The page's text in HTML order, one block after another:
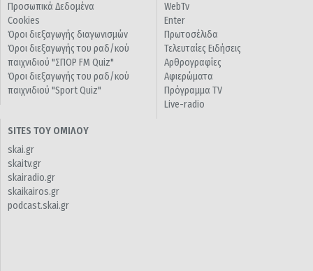
Προσωπικά Δεδομένα
Cookies
Όροι διεξαγωγής διαγωνισμών
Όροι διεξαγωγής του ραδ/κού
παιχνιδιού "ΣΠΟΡ FM Quiz"
Όροι διεξαγωγής του ραδ/κού
παιχνιδιού "Sport Quiz"
WebTv
Enter
Πρωτοσέλιδα
Τελευταίες Ειδήσεις
Αρθρογραφίες
Αφιερώματα
Πρόγραμμα TV
Live-radio
SITES ΤΟΥ ΟΜΙΛΟΥ
skai.gr
skaitv.gr
skairadio.gr
skaikairos.gr
podcast.skai.gr